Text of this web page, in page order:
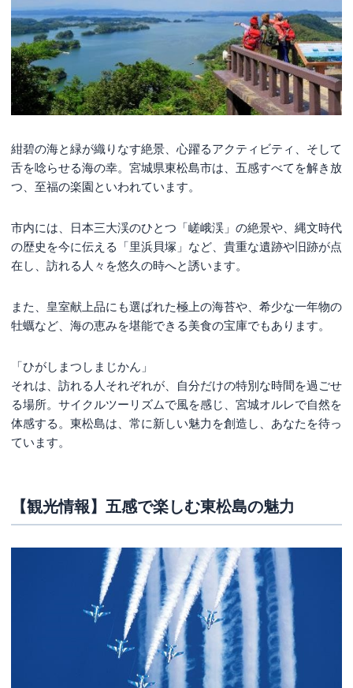
紺碧の海と緑が織りなす絶景、心躍るアクティビティ、そして
舌を唸らせる海の幸。宮城県東松島市は、五感すべてを解き放
つ、至福の楽園といわれています。
市内には、日本三大渓のひとつ「嵯峨渓」の絶景や、縄文時代
の歴史を今に伝える「里浜貝塚」など、貴重な遺跡や旧跡が点
在し、訪れる人々を悠久の時へと誘います。
また、皇室献上品にも選ばれた極上の海苔や、希少な一年物の
牡蠣など、海の恵みを堪能できる美食の宝庫でもあります。
「ひがしまつしまじかん」
それは、訪れる人それぞれが、自分だけの特別な時間を過ごせ
る場所。サイクルツーリズムで風を感じ、宮城オルレで自然を
体感する。東松島は、常に新しい魅力を創造し、あなたを待っ
ています。
【観光情報】五感で楽しむ東松島の魅力